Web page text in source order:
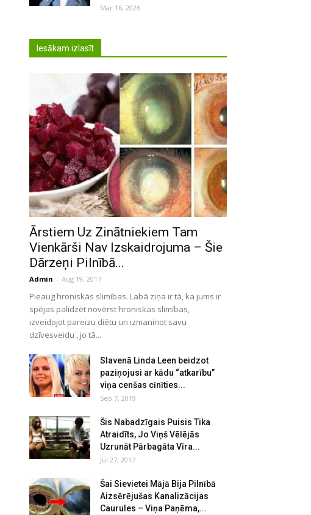
Mar 16, 2026
Iesākam izlasīt
Ārstiem Uz Zinātniekiem Tam
Vienkārši Nav Izskaidrojuma – Šie
Dārzeņi Pilnībā...
Admin - Aug 19, 2017
Pieaug hroniskās slimības. Labā ziņa ir tā, ka jums ir
spējas palīdzēt novērst hroniskas slimības,
izveidojot pareizu diētu un izmaninot savu
dzīvesveidu , jo tā...
Slavenā Linda Leen beidzot
paziņojusi ar kādu “atkarību”
viņa cenšas cīnīties...
Sep 7, 2019
Šis Nabadzīgais Puisis Tika
Atraidīts, Jo Viņš Vēlējās
Uzrunāt Pārbagāta Vīra...
Jūl 27, 2017
Šai Sievietei Mājā Bija Pilnībā
Aizsērējušas Kanalizācijas
Caurules – Viņa Paņēma,...